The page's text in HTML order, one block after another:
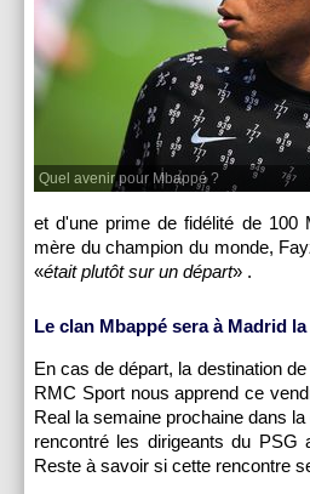
Quel avenir pour Mbappé ?
et d'une prime de fidélité de 100
mère du champion du monde,
«était plutôt sur un départ» .
Le clan Mbappé sera à Madrid
En cas de départ, la destination
RMC Sport nous apprend ce
Real la semaine prochaine dans
rencontré les dirigeants du
Reste à savoir si cette rencontre